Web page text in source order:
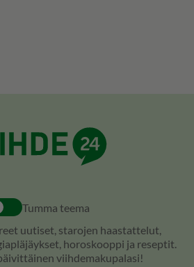
Tumma teema
uutiset, starojen haastattelut,
horoskooppi ja reseptit.
viihdemakupalasi!